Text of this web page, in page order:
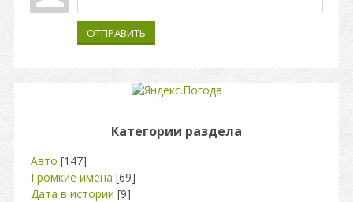
ОТПРАВИТЬ
Категории раздела
Авто [147]
Громкие имена [69]
Дата в истории [9]